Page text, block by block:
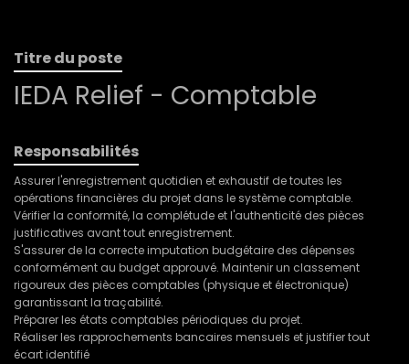
Titre du poste
IEDA Relief - Comptable
Responsabilités
Assurer l'enregistrement quotidien et exhaustif de toutes les
opérations financières du projet dans le système comptable.
Vérifier la conformité, la complétude et l'authenticité des pièces
justificatives avant tout enregistrement.
S'assurer de la correcte imputation budgétaire des dépenses
conformément au budget approuvé. Maintenir un classement
rigoureux des pièces comptables (physique et électronique)
garantissant la traçabilité.
Préparer les états comptables périodiques du projet.
Réaliser les rapprochements bancaires mensuels et justifier tout
écart identifié